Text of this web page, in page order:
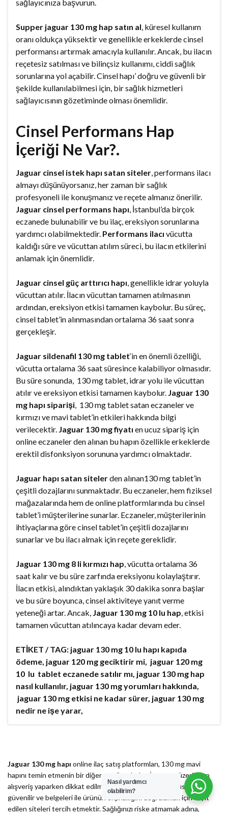
sağlayıcınıza başvurun.
Supper jaguar 130 mg hap satın al, küresel kullanım
oranı oldukça yüksektir ve genellikle erkeklerde cinsel
performansı artırmak amacıyla kullanılır. Ancak, bu ilacın
reçetesiz satılması ve bilinçsiz kullanımı, ciddi sağlık
sorunlarına yol açabilir. Cinsel hapı’ doğru ve güvenli bir
şekilde kullanılabilmesi için, bir sağlık hizmetleri
sağlayıcısının gözetiminde olması önemlidir.
Cinsel Performans Hap
İçeriği Ne Var?.
Jaguar cinsel istek hapı satan siteler, performans ilacı
almayı düşünüyorsanız, her zaman bir sağlık
profesyoneli ile konuşmanız ve reçete almanız önerilir.
Jaguar cinsel performans hapı, İstanbul’da birçok
eczanede bulunabilir ve bu ilaç, ereksiyon sorunlarına
yardımcı olabilmektedir. Performans ilacı vücutta
kaldığı süre ve vücuttan atılım süreci, bu ilacın etkilerini
anlamak için önemlidir.
Jaguar cinsel güç arttırıcı hapı, genellikle idrar yoluyla
vücuttan atılır. İlacın vücuttan tamamen atılmasının
ardından, ereksiyon etkisi tamamen kaybolur. Bu süreç,
cinsel tablet’in alınmasından ortalama 36 saat sonra
gerçekleşir.
Jaguar sildenafil 130 mg tablet‘in en önemli özelliği,
vücutta ortalama 36 saat süresince kalabiliyor olmasıdır.
Bu süre sonunda, 130 mg tablet, idrar yolu ile vücuttan
atılır ve ereksiyon etkisi tamamen kaybolur. Jaguar 130
mg hapı siparişi, 130 mg tablet satan eczaneler ve
kırmızı ve mavi tablet’in etkileri hakkında bilgi
verilecektir. Jaguar 130 mg fiyatı en ucuz sipariş için
online eczaneler den alınan bu hapın özellikle erkeklerde
erektil disfonksiyon sorununa yardımcı olmaktadır.
Jaguar hapı satan sitelerden alınan130 mg tablet’in
çeşitli dozajlarını sunmaktadır. Bu eczaneler, hem fiziksel
mağazalarında hem de online platformlarında bu cinsel
tablet’i müşterilerine sunarlar. Eczaneler, müşterilerinin
ihtiyaçlarına göre cinsel tablet’in çeşitli dozajlarını
sunarlar ve bu ilacı almak için reçete gereklidir.
Jaguar 130 mg 8 li kırmızı hap, vücutta ortalama 36
saat kalır ve bu süre zarfında ereksiyonu kolaylaştırır.
İlacın etkisi, alındıktan yaklaşık 30 dakika sonra başlar
ve bu süre boyunca, cinsel aktiviteye yanıt verme
yeteneği artar. Ancak, Jaguar 130 mg 10 lu hap, etkisi
tamamen vücuttan atılıncaya kadar devam eder.
ETİKET / TAG: jaguar 130 mg 10 lu hapı kapıda
ödeme, jaguar 120 mg geciktirir mi, jaguar 120 mg
10 lu tablet eczanede satılır mı, jaguar 130 mg hap
nasıl kullanılır, jaguar 130 mg yorumları hakkında,
jaguar 130 mg etkisi ne kadar sürer, jaguar 130 mg
nedir ne işe yarar,
Jaguar 130 mg hapı online ilaç satış platformları, 130 mg mavi
hapını temin etmenin bir diğer pratik yoludur. İnternet üzerinden
alışveriş yaparken dikkat edilmesi gereken en önemli husus,
güvenilir ve belgeleri ile ürünün orijinalliğini doğrulamak için teyit
edilen siteleri tercih etmektir. Sağlığınızı riske atmamak adına,
Nasıl yardımcı
olabilirim?